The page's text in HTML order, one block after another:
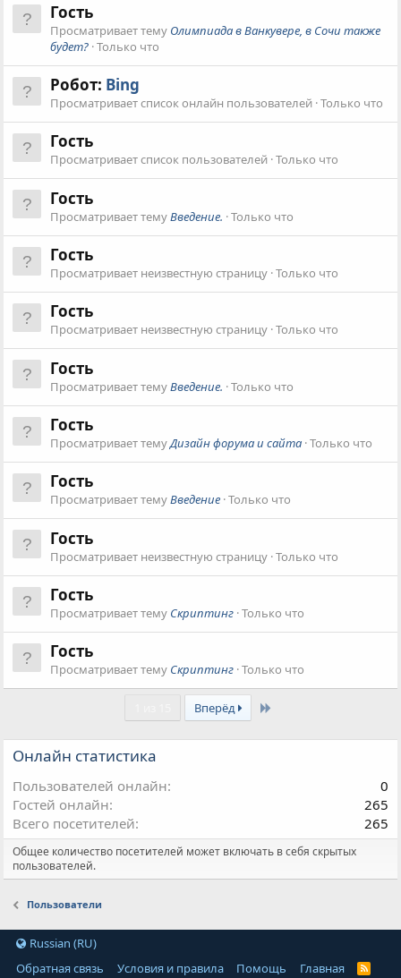
Гость
Просматривает тему Олимпиада в Ванкувере, в Сочи также
будет? Только что
Робот: Bing
Просматривает список онлайн пользователей Только что
Гость
Просматривает список пользователей Только что
Гость
Просматривает темуВведение. Только что
Гость
Просматривает неизвестную страницу Только что
Гость
Просматривает неизвестную страницу Только что
Гость
Просматривает темуВведение. Только что
Гость
Просматривает темуДизайн форума и сайта Только что
Гость
Просматривает темуВведение Только что
Гость
Просматривает неизвестную страницу Только что
Гость
Просматривает тему Скриптинг Только что
Гость
Просматривает тему Скриптинг Только что
Вперёд
Онлайн статистика
Пользователей онлайн
0
Гостей онлайн
265
Всего посетителей
265
Общее количество посетителей может включать в себя скрытых
пользователей.
Пользователи
Russian (RU)
Обратная связь
Условия и правила Помощь Главная